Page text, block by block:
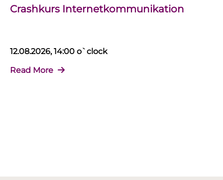
Crashkurs Internetkommunikation
12.08.2026, 14:00 o`clock
Read More